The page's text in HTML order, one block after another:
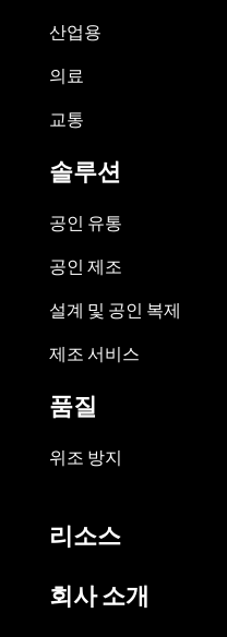
산업용
의료
교통
솔루션
공인 유통
공인 제조
설계 및 공인 복제
제조 서비스
품질
위조 방지
리소스
회사 소개